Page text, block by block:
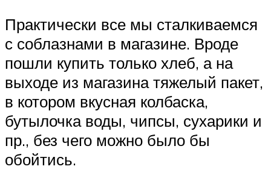
Практически все мы сталкиваемся
с соблазнами в магазине. Вроде
пошли купить только хлеб, а на
выходе из магазина тяжелый пакет,
в котором вкусная колбаска,
бутылочка воды, чипсы, сухарики и
пр., без чего можно было бы
обойтись.